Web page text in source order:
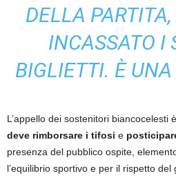
DELLA
INCASSATO I
BIGLIETTI. È UNA
L’appello dei sostenitori biancocelesti
deve rimborsare i tifosi e
presenza del pubblico ospite,
l’equilibrio sportivo e per il rispetto del